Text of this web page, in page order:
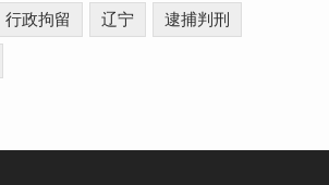
行政拘留 辽宁 逮捕判刑